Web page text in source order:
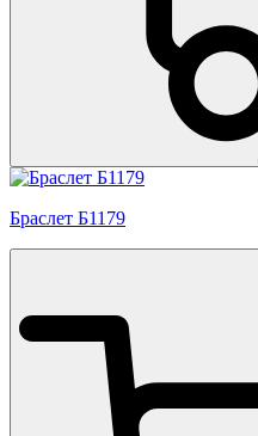
Браслет Б1179